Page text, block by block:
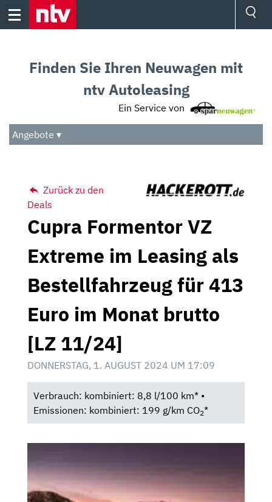
Skip
Audio
Das Beste
Finden Sie Ihren Neuwagen mit
ntv Autoleasing
Ein Service von
Angebote ▾
Zurück zu den
Deals
Cupra Formentor VZ
Extreme im Leasing als
Bestellfahrzeug für 413
Euro im Monat brutto
[LZ 11/24]
DONNERSTAG, 1. AUGUST 2024 UM 17:09
Verbrauch: kombiniert: 8,8 l/100 km* •
Emissionen: kombiniert: 199 g/km CO2*